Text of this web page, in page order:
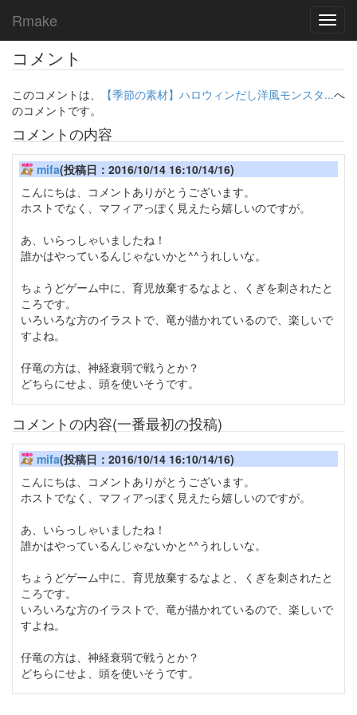
Rmake
コメント
このコメントは、 【季節の素材】ハロウィンだし洋風モンスタ...へ
のコメントです。
コメントの内容
mifa(投稿日：2016/10/14 16:10/14/16)
こんにちは、コメントありがとうございます。
ホストでなく、マフィアっぽく見えたら嬉しいのですが。
あ、いらっしゃいましたね！
誰かはやっているんじゃないかと^^うれしいな。
ちょうどゲーム中に、育児放棄するなよと、くぎを刺されたと
ころです。
いろいろな方のイラストで、竜が描かれているので、楽しいで
すよね。
仔竜の方は、神経衰弱で戦うとか？
どちらにせよ、頭を使いそうです。
コメントの内容(一番最初の投稿)
mifa(投稿日：2016/10/14 16:10/14/16)
こんにちは、コメントありがとうございます。
ホストでなく、マフィアっぽく見えたら嬉しいのですが。
あ、いらっしゃいましたね！
誰かはやっているんじゃないかと^^うれしいな。
ちょうどゲーム中に、育児放棄するなよと、くぎを刺されたと
ころです。
いろいろな方のイラストで、竜が描かれているので、楽しいで
すよね。
仔竜の方は、神経衰弱で戦うとか？
どちらにせよ、頭を使いそうです。